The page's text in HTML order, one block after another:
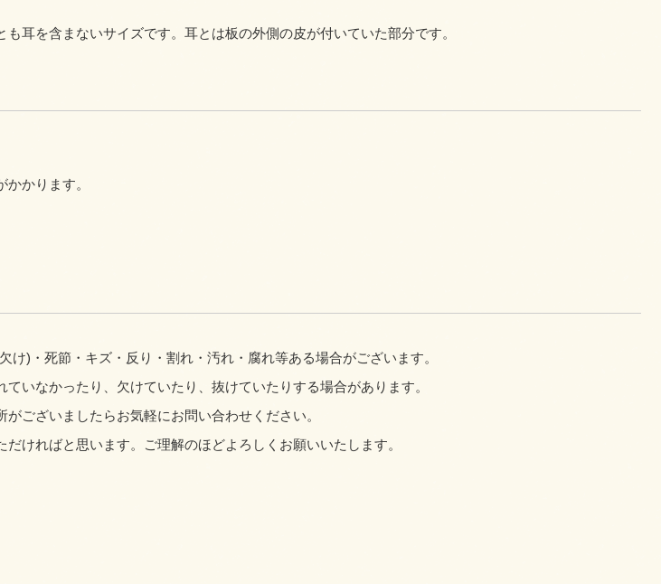
耳を含まないサイズです。耳とは板の外側の皮が付いていた部分です。
かります。
け)・死節・キズ・反り・割れ・汚れ・腐れ等ある場合がございます。
いなかったり、欠けていたり、抜けていたりする場合があります。
ございましたらお気軽にお問い合わせください。
ければと思います。ご理解のほどよろしくお願いいたします。